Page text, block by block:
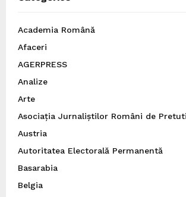
Academia Română
Afaceri
AGERPRESS
Analize
Arte
Asociația Jurnaliștilor Români de
Austria
Autoritatea Electorală Permanentă
Basarabia
Belgia